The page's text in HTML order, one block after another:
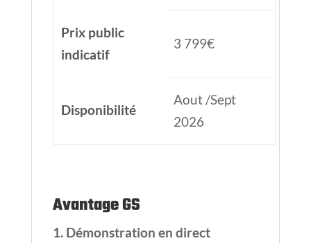
Prix public
indicatif
3 799€
Disponibilité
Aout /Sept
2026
Avantage GS
1. Démonstration en direct